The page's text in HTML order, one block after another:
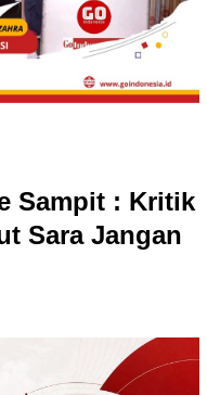
Sampit : Kritik
Sara Jangan